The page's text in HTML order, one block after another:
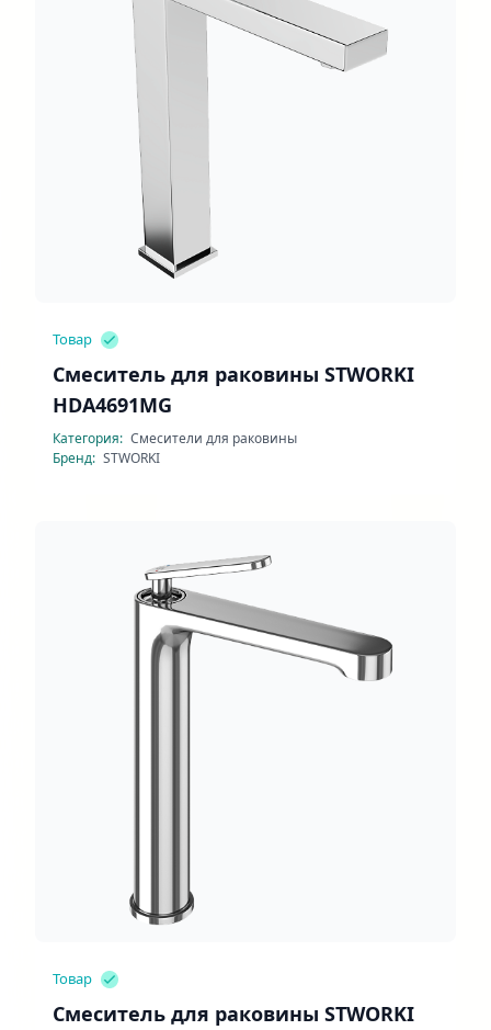
Товар
Смеситель для раковины STWORKI
HDA4691MG
Категория: Смесители для раковины
Бренд: STWORKI
Товар
Смеситель для раковины STWORKI